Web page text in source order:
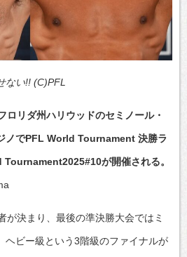
ない!! (C)PFL
ロリダ州ハリウッドのセミノール・
ノでPFL World Tournament 決勝ラ
が開催される。
が決まり、最後の準決勝大会ではミ
ヘビー級という3階級のファイナルが